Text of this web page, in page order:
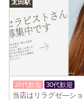
sirena (シレーナ) 錦
制服あり、ノルマ、
厚い福利厚生を完備
2025/04/09
[藤が丘
sirena (シレーナ)
制服あり、ノルマ、
厚い福利厚生を完備
太田駅
20代歓迎 30代歓迎
当店はリラグゼ―ショ